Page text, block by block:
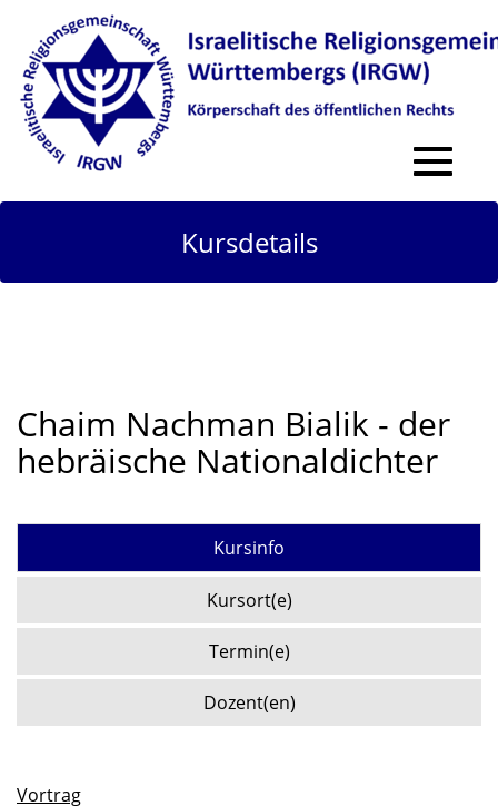
Toggle
Kursdetails
Chaim Nachman Bialik - der
hebräische Nationaldichter
Kursinfo
Kursort(e)
Termin(e)
Dozent(en)
Vortrag